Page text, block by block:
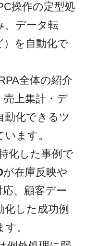
操作の定型処
、データ転
）を自動化で
全体の紹介
売上集計・デ
動化できるツ
ます。
化した事例で
が在庫反映や
、顧客デー
化した成功例
。